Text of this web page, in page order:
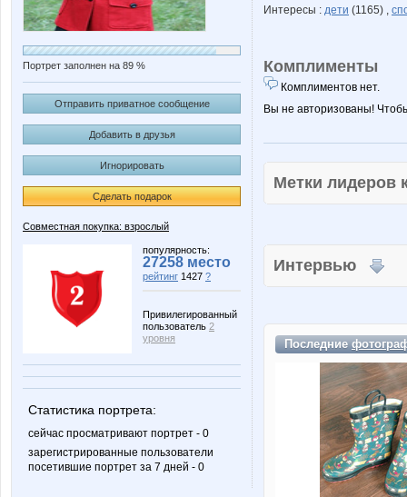
Портрет заполнен на 89 %
Отправить приватное сообщение
Добавить в друзья
Игнорировать
Сделать подарок
Совместная покупка: взрослый
популярность:
27258 место
рейтинг 1427 ?
Привилегированный
пользователь 2
уровня
Статистика портрета:
сейчас просматривают портрет - 0
зарегистрированные пользователи
посетившие портрет за 7 дней - 0
Интересы : дети (1165) ,
Комплименты
Комплиментов нет.
Вы не авторизованы!
Метки
Интервью
Последние